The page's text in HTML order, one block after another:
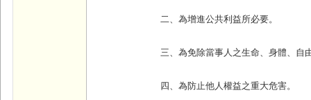
二、為增進公共利益所必要。
三、為免除當事人之生命、身體、自
四、為防止他人權益之重大危害。